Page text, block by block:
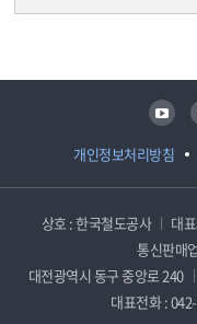
개인정보처리방침
유튜브
상호 : 한국철도공사 대
통신판매
대전광역시 동구 중앙로 240
대표전화 :